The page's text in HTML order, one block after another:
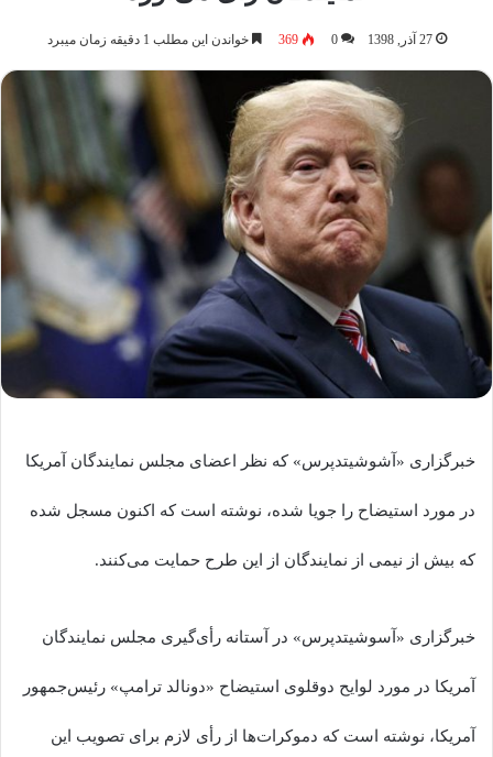
27 آذر, 1398 0
369 خواندن این مطلب 1 دقیقه زمان میبرد
خبرگزاری «آشوشیتدپرس» که نظر اعضای مجلس نمایندگان آمریکا
در مورد استیضاح را جویا شده، نوشته است که اکنون مسجل شده
که بیش از نیمی از نمایندگان از این طرح حمایت می‌کنند.
خبرگزاری «آسوشیتدپرس» در آستانه رأی‌گیری مجلس نمایندگان
آمریکا در مورد لوایح دوقلوی استیضاح «دونالد ترامپ» رئیس‌جمهور
آمریکا، نوشته است که دموکرات‌ها از رأی لازم برای تصویب این